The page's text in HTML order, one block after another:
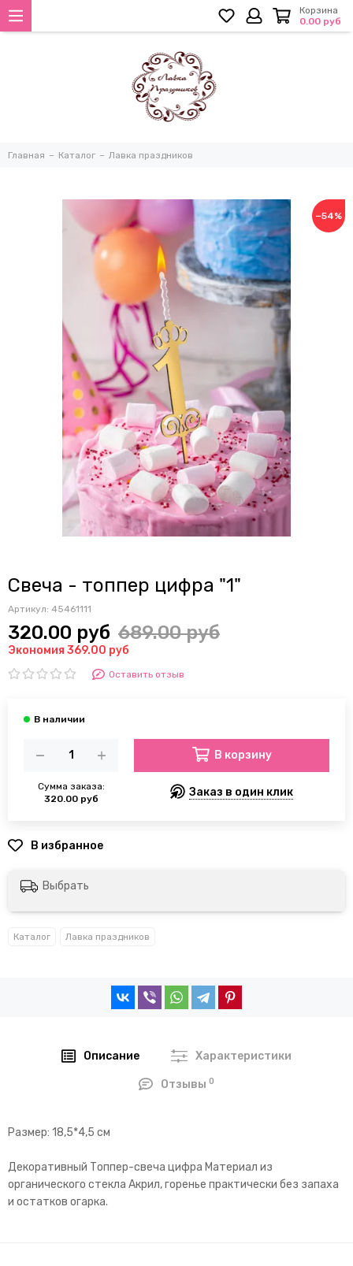
Корзина
0.00 руб
Главная Каталог Лавка праздников
−54%
Свеча - топпер цифра "1"
Артикул: 45461111
320.00 руб 689.00 руб
Экономия 369.00 руб
Оставить отзыв
Сумма заказа:
320.00 руб
В корзину
Заказ в один клик
Выбрать
Каталог Лавка праздников
Описание Характеристики
Отзывы0
Размер: 18,5*4,5 см
Декоративный Топпер-свеча цифра Материал из
органического стекла Акрил, горенье практически без запаха
и остатков огарка.